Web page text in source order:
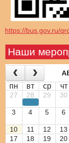
https://bus.gov.ru/
Наши
пн вт ср чт
27 28 29 30
3 4 5 6
10 11 12 13
17
18 19 20